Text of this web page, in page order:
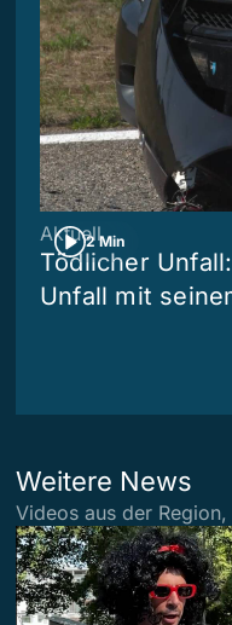
2 Min
Aktuell
Tödlicher
Unfall mit
Weitere News
Videos aus der